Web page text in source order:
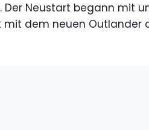
Der Neustart begann mit
mit dem neuen Outlander